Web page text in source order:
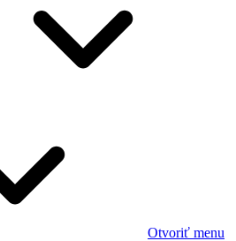
Otvoriť menu